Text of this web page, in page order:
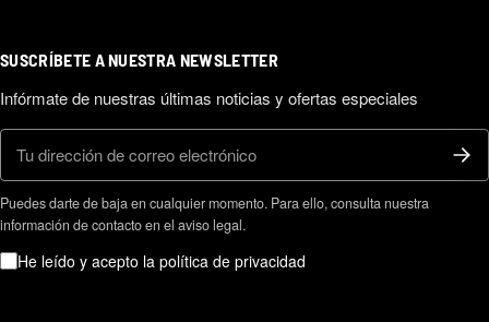
SUSCRÍBETE A NUESTRA NEWSLETTER
Infórmate de nuestras últimas noticias y ofertas especiales
Puedes darte de baja en cualquier momento. Para ello, consulta nuestra
información de contacto en el aviso legal.
He leído y acepto la política de privacidad